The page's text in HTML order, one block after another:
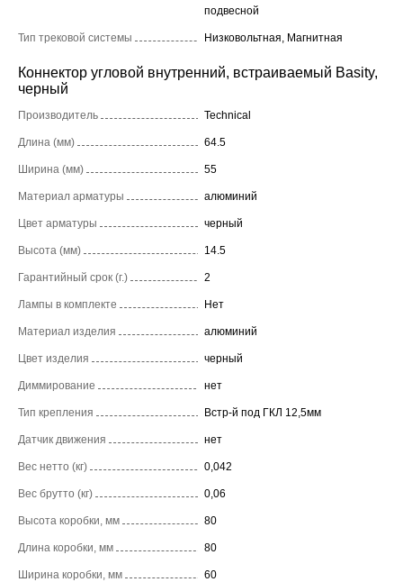
подвесной
Тип трековой системы Низковольтная, Магнитная
Коннектор угловой внутренний, встраиваемый Basity,
черный
Производитель Technical
Длина (мм) 64.5
Ширина (мм) 55
Материал арматуры алюминий
Цвет арматуры черный
Высота (мм) 14.5
Гарантийный срок (г.) 2
Лампы в комплекте Нет
Материал изделия алюминий
Цвет изделия черный
Диммирование нет
Тип крепления Встр-й под ГКЛ 12,5мм
Датчик движения нет
Вес нетто (кг) 0,042
Вес брутто (кг) 0,06
Высота коробки, мм 80
Длина коробки, мм 80
Ширина коробки, мм 60